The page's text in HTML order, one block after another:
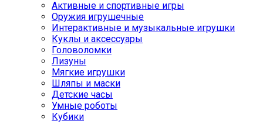
Активные и спортивные игры
Оружия игрушечные
Интерактивные и музыкальные игрушки
Куклы и аксессуары
Головоломки
Лизуны
Мягкие игрушки
Шляпы и маски
Детские часы
Умные роботы
Кубики